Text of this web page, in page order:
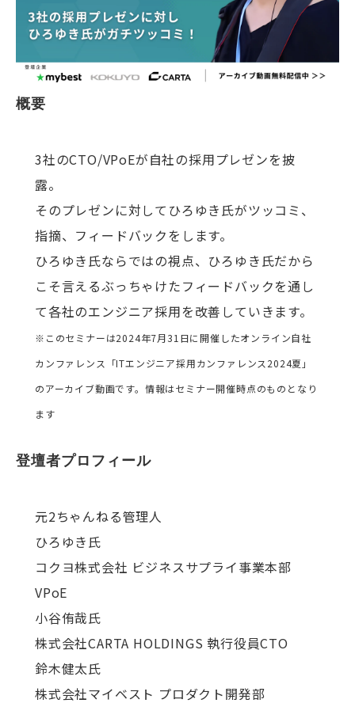
概要
3社のCTO/VPoEが自社の採用プレゼンを披
露。
そのプレゼンに対してひろゆき氏がツッコミ、
指摘、フィードバックをします。
ひろゆき氏ならではの視点、ひろゆき氏だから
こそ言えるぶっちゃけたフィードバックを通し
て各社のエンジニア採用を改善していきます。
※このセミナーは2024年7月31日に開催したオンライン自社
カンファレンス「ITエンジニア採用カンファレンス2024夏」
のアーカイブ動画です。情報はセミナー開催時点のものとなり
ます
登壇者プロフィール
元2ちゃんねる管理人
ひろゆき氏
コクヨ株式会社 ビジネスサプライ事業本部
VPoE
小谷侑哉氏
株式会社CARTA HOLDINGS 執行役員CTO
鈴木健太氏
株式会社マイベスト プロダクト開発部